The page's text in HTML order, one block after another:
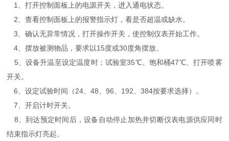
1、打开控制面板上的电源开关，进入通电状态。
2、查看控制面板上的报警指示灯，看是否超温或缺水。
3、确认无异常情况，打开操作开关，使控制仪表开始工作。
4、摆放被测物品，要求以15度或30度角摆放。
5、设备升温至设定温度时：试验室35℃、饱和桶47℃、打开喷雾
开关。
6、设定试验时间（24、48、96、192、384按要求选择）。
7、开启计时开关。
8、到达预定时间后，设备自动停止加热并切断仪表电源供应同时
结束指示灯亮起。